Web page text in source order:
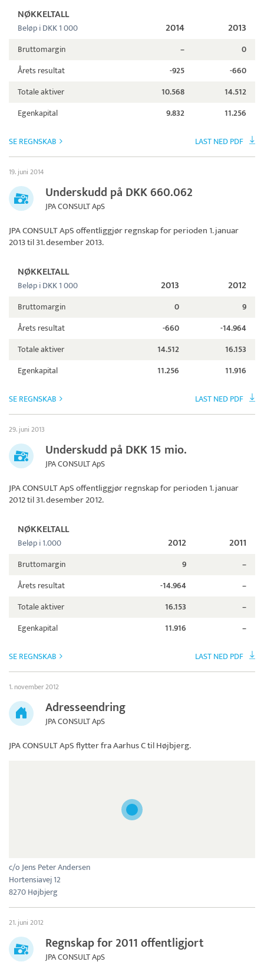
NØKKELTALL
Beløp i DKK 1 000 2014 2013
Bruttomargin –
0
Årets resultat
-925
-660
Totale aktiver
10.568
14.512
Egenkapital
9.832 11.256
SE REGNSKAB LAST NED PDF
19. juni 2014
Underskudd på DKK 660.062
JPA CONSULT ApS
JPA CONSULT ApSoffentliggjør regnskap for perioden 1. januar
2013 til 31. desember 2013.
NØKKELTALL
Beløp i DKK 1 000 2013 2012
Bruttomargin 0
9
Årets resultat
-660
-14.964
Totale aktiver
14.512
16.153
Egenkapital
11.256 11.916
SE REGNSKAB LAST NED PDF
29. juni 2013
Underskudd på DKK 15 mio.
JPA CONSULT ApS
JPA CONSULT ApSoffentliggjør regnskap for perioden 1. januar
2012 til 31. desember 2012.
NØKKELTALL
Beløp i 1.000 2012 2011
Bruttomargin 9
–
Årets resultat
-14.964
–
Totale aktiver
16.153
–
Egenkapital
11.916 –
SE REGNSKAB LAST NED PDF
1. november 2012
Adresseendring
JPA CONSULT ApS
JPA CONSULT ApSflytter fra Aarhus C til Højbjerg.
c/o Jens Peter Andersen
Hortensiavej 12
8270 Højbjerg
21. juni 2012
Regnskap for 2011 offentligjort
JPA CONSULT ApS